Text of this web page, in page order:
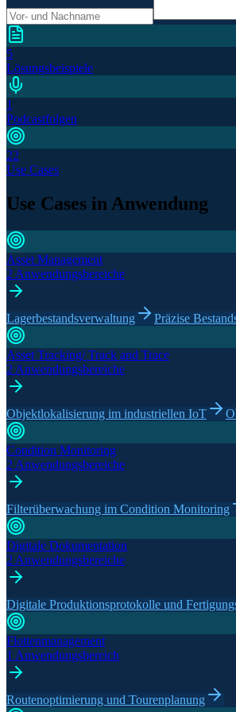
5
Lösungsbeispiele
1
Podcastfolgen
22
Use Cases
Use Cases in Anwendung
Asset Management
2 Anwendungsbereiche
Lagerbestandsverwaltung Präzise
Asset Tracking/ Track and Trace
2 Anwendungsbereiche
Objektlokalisierung im industriellen IoT
Condition Monitoring
2 Anwendungsbereiche
Filterüberwachung im Condition Monitoring
Digitale Dokumentation
2 Anwendungsbereiche
Digitale Produktionsprotokolle und
Flottenmanagement
1 Anwendungsbereich
Routenoptimierung und Tourenplanung